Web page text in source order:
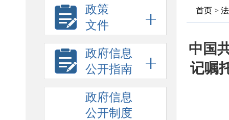
政策
文件
政府信息
公开指南
政府信息
公开制度
首页 >
中国
记嘱